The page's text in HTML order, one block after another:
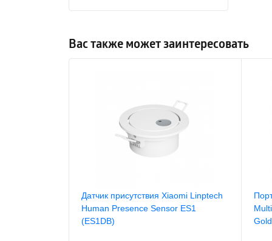
Вас также может заинтересовать
Датчик присутствия Xiaomi Linptech
Human Presence Sensor ES1
(ES1DB)